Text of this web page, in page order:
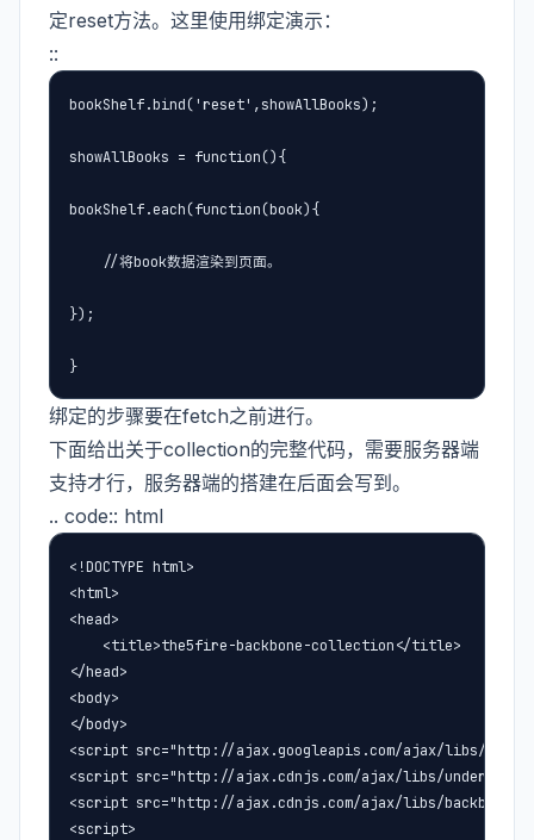
定reset方法。这里使用绑定演示：
::
bookShelf.bind('reset',showAllBooks);
showAllBooks = function(){
bookShelf.each(function(book){
    ​//将book数据渲染到页面。
});
}
绑定的步骤要在fetch之前进行。
下面给出关于collection的完整代码，需要服务器端
支持才行，服务器端的搭建在后面会写到。
.. code:: html
<!DOCTYPE html>
<html>
<head>
    <title>the5fire-backbone-collection</title>
</head>
<body>
</body>
<script src="http://ajax.googleapis.com/ajax/libs/
<script src="http://ajax.cdnjs.com/ajax/libs/
<script src="http://ajax.cdnjs.com/ajax/libs/
<script>